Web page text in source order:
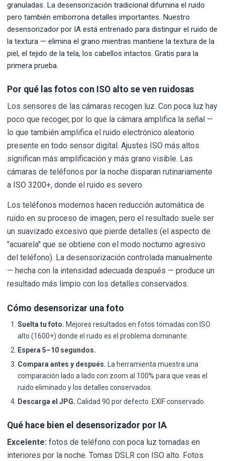
granuladas. La desensorización tradicional difumina el ruido
pero también emborrona detalles importantes. Nuestro
desensorizador por IA está entrenado para distinguir el ruido de
la textura — elimina el grano mientras mantiene la textura de la
piel, el tejido de la tela, los cabellos intactos. Gratis para la
primera prueba.
Por qué las fotos con ISO alto se ven ruidosas
Los sensores de las cámaras recogen luz. Con poca luz hay
poco que recoger, por lo que la cámara amplifica la señal —
lo que también amplifica el ruido electrónico aleatorio
presente en todo sensor digital. Ajustes ISO más altos
significan más amplificación y más grano visible. Las
cámaras de teléfonos por la noche disparan rutinariamente
a ISO 3200+, donde el ruido es severo.
Los teléfonos modernos hacen reducción automática de
ruido en su proceso de imagen, pero el resultado suele ser
un suavizado excesivo que pierde detalles (el aspecto de
"acuarela" que se obtiene con el modo nocturno agresivo
del teléfono). La desensorización controlada manualmente
— hecha con la intensidad adecuada después — produce un
resultado más limpio con los detalles conservados.
Cómo desensorizar una foto
Suelta tu foto. Mejores resultados en fotos tomadas con ISO
alto (1600+) donde el ruido es el problema dominante.
Espera 5–10 segundos.
Compara antes y después. La herramienta muestra una
comparación lado a lado con zoom al 100% para que veas el
ruido eliminado y los detalles conservados.
Descarga el JPG. Calidad 90 por defecto. EXIF conservado.
Qué hace bien el desensorizador por IA
Excelente: fotos de teléfono con poca luz tomadas en
interiores por la noche. Tomas DSLR con ISO alto. Fotos